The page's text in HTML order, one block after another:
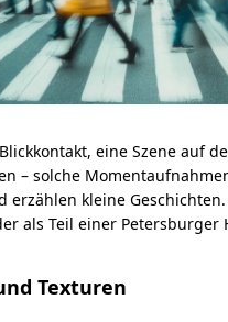
eine Szene auf
– solche
erzählen kleine
als Teil einer Petersburger
Texturen